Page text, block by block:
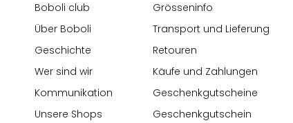
Boboli club
Über Boboli
Geschichte
Wer sind wir
Kommunikation
Unsere Shops
Grösseninfo
Transport und Lieferung
Retouren
Käufe und Zahlungen
Geschenkgutscheine
Geschenkgutschein